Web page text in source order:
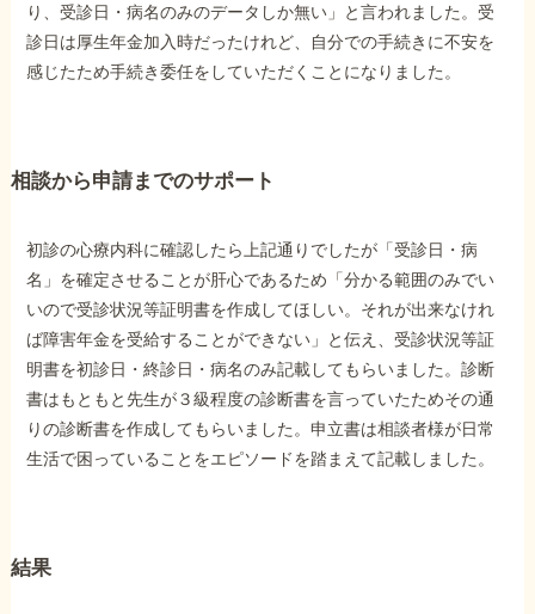
他社と何が違うの？
当事務所に
依頼するメリット
お電話でのお問い合わせ
089-907-3797
り、受診日・病名のみのデータしか無い」と言われました。受
診日は厚生年金加入時だったけれど、自分での手続きに不安を
感じたため手続き委任をしていただくことになりました。
相談から申請までのサポート
初診の心療内科に確認したら上記通りでしたが「受診日・病
名」を確定させることが肝心であるため「分かる範囲のみでい
いので受診状況等証明書を作成してほしい。それが出来なけれ
ば障害年金を受給することができない」と伝え、受診状況等証
明書を初診日・終診日・病名のみ記載してもらいました。診断
書はもともと先生が３級程度の診断書を言っていたためその通
りの診断書を作成してもらいました。申立書は相談者様が日常
生活で困っていることをエピソードを踏まえて記載しました。
結果